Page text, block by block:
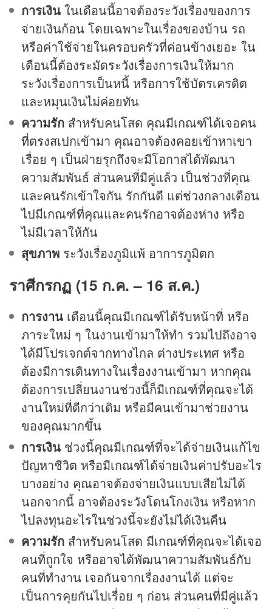
การเงิน ในเดือนนี้อาจต้องระวังเรื่องของการ
จ่ายเงินก้อน โดยเฉพาะในเรื่องของบ้าน รถ
หรือค่าใช้จ่ายในครอบครัวที่ค่อนข้างเยอะ ใน
เดือนนี้ต้องระมัดระวังเรื่องการเงินให้มาก
ระวังเรื่องการเป็นหนี้ หรือการใช้บัตรเครดิต
และหมุนเงินไม่ค่อยทัน
ความรัก สำหรับคนโสด คุณมีเกณฑ์ได้เจอคน
ที่ตรงสเปกเข้ามา คุณอาจต้องคอยเข้าหาเขา
เรื่อย ๆ เป็นฝ่ายรุกถึงจะมีโอกาสได้พัฒนา
ความสัมพันธ์ ส่วนคนที่มีคู่แล้ว เป็นช่วงที่คุณ
และคนรักเข้าใจกัน รักกันดี แต่ช่วงกลางเดือน
ไปมีเกณฑ์ที่คุณและคนรักอาจต้องห่าง หรือ
ไม่มีเวลาให้กัน
สุขภาพ ระวังเรื่องภูมิแพ้ อาการภูมิตก
ราศีกรกฏ (15 ก.ค. – 16 ส.ค.)
การงาน เดือนนี้คุณมีเกณฑ์ได้รับหน้าที่ หรือ
ภาระใหม่ ๆ ในงานเข้ามาให้ทำ รวมไปถึงอาจ
ได้มีโปรเจกต์จากทางไกล ต่างประเทศ หรือ
ต้องมีการเดินทางในเรื่องงานเข้ามา หากคุณ
ต้องการเปลี่ยนงานช่วงนี้ก็มีเกณฑ์ที่คุณจะได้
งานใหม่ที่ดีกว่าเดิม หรือมีคนเข้ามาช่วยงาน
ของคุณมากขึ้น
การเงิน ช่วงนี้คุณมีเกณฑ์ที่จะได้จ่ายเงินแก้ไข
ปัญหาชีวิต หรือมีเกณฑ์ได้จ่ายเงินค่าปรับอะไร
บางอย่าง คุณอาจต้องจ่ายเงินแบบเสียไม่ได้
นอกจากนี้ อาจต้องระวังโดนโกงเงิน หรือหาก
ไปลงทุนอะไรในช่วงนี้จะยังไม่ได้เงินคืน
ความรัก สำหรับคนโสด มีเกณฑ์ที่คุณจะได้เจอ
คนที่ถูกใจ หรืออาจได้พัฒนาความสัมพันธ์กับ
คนที่ทำงาน เจอกันจากเรื่องงานได้ แต่จะ
เป็นการคุยกันไปเรื่อย ๆ ก่อน ส่วนคนที่มีคู่แล้ว